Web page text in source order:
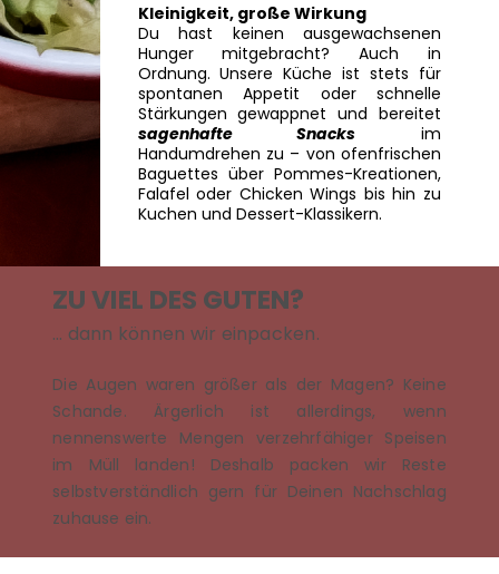
Kleinigkeit, große Wirkung
Du hast keinen ausgewachsenen
Hunger mitgebracht? Auch in
Ordnung. Unsere Küche ist stets für
spontanen Appetit oder schnelle
Stärkungen gewappnet und bereitet
sagenhafte Snacks im
Handumdrehen zu – von ofenfrischen
Baguettes über Pommes-Kreationen,
Falafel oder Chicken Wings bis hin zu
Kuchen und Dessert-Klassikern.
ZU VIEL DES GUTEN?
… dann können wir einpacken.
Die Augen waren größer als der Magen? Keine
Schande. Ärgerlich ist allerdings, wenn
nennenswerte Mengen verzehrfähiger Speisen
im Müll landen! Deshalb packen wir Reste
selbstverständlich gern für Deinen Nachschlag
zuhause ein.